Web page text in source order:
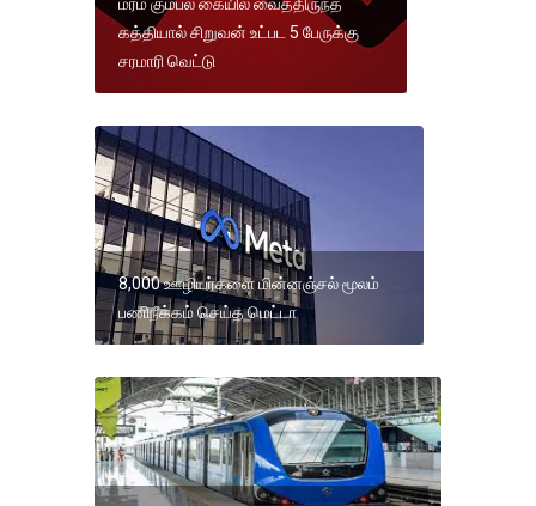
கத்தியால் சிறுவன் உட்பட 5 பேருக்கு
சரமாரி வெட்டு
8,000 ஊழியர்களை மின்னஞ்சல் மூலம்
பணிநீக்கம் செய்த மெட்டா